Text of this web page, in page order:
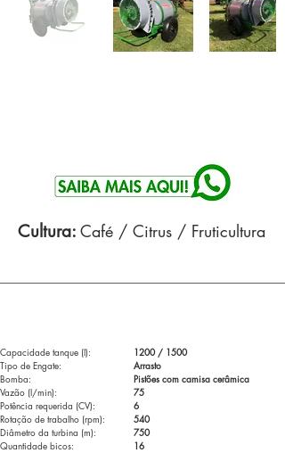
Cultura: Café / Citrus / Fruticultura
Capacidade tanque (l):
Tipo de Engate:
Bomba:
Vazão (l/min):
Potência requerida (CV):
Rotação de trabalho (rpm):
Diâmetro da turbina (m):
Quantidade bicos:
1200 / 1500
Arrasto
Pistões com camisa cerâmica
75
6
540
750
16